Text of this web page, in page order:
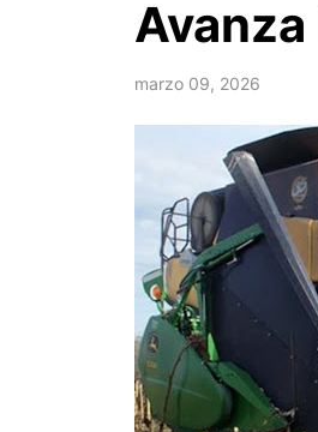
marzo 09, 2026